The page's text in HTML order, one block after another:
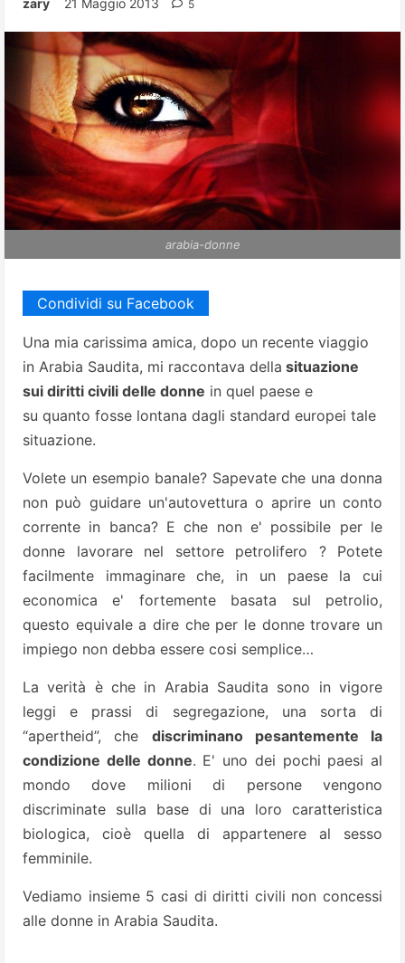
zary 21 Maggio 2013 5
arabia-donne
Condividi su Facebook
Una mia carissima amica, dopo un recente viaggio
in Arabia Saudita, mi raccontava della situazione
sui diritti civili delle donne in quel paese e
su quanto fosse lontana dagli standard europei tale
situazione.
Volete un esempio banale? Sapevate che una donna
non può guidare un'autovettura o aprire un conto
corrente in banca? E che non e' possibile per le
donne lavorare nel settore petrolifero ? Potete
facilmente immaginare che, in un paese la cui
economica e' fortemente basata sul petrolio,
questo equivale a dire che per le donne trovare un
impiego non debba essere cosi semplice…
La verità è che in Arabia Saudita sono in vigore
leggi e prassi di segregazione, una sorta di
“apertheid”, che discriminano pesantemente la
condizione delle donne. E' uno dei pochi paesi al
mondo dove milioni di persone vengono
discriminate sulla base di una loro caratteristica
biologica, cioè quella di appartenere al sesso
femminile.
Vediamo insieme 5 casi di diritti civili non concessi
alle donne in Arabia Saudita.